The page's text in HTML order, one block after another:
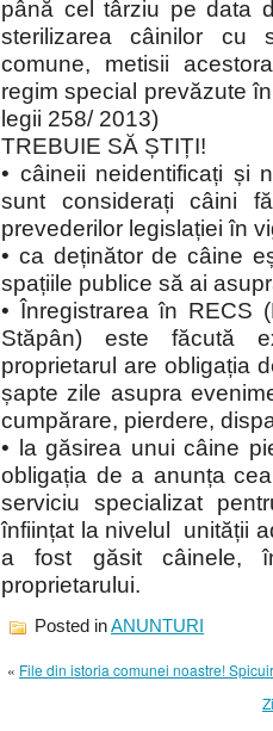
până cel târziu pe data
sterilizarea câinilor cu
comune, metisii
regim special prevăzute
legii 258/ 2013)
TREBUIE SĂ ȘTIȚI!
• câineii neidentificați și
sunt considerați câini
prevederilor legislației în
• ca deținător de câine
spațiile publice să ai
• Înregistrarea în RECS
Stăpân) este făcută
proprietarul are obligația
șapte zile asupra
cumpărare, pierdere,
• la găsirea unui câine
obligația de a anunța
serviciu specializat
înființat la nivelul unității
a fost găsit câinele,
proprietarului.
Posted inANUNTURI
« File din istoria comunei noastre!